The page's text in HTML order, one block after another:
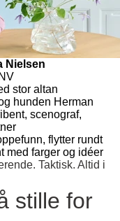
Nielsen
stor altan
hunden Herman
scenograf,
flytter rundt
med farger og idéer
Taktisk. Altid i
stille for